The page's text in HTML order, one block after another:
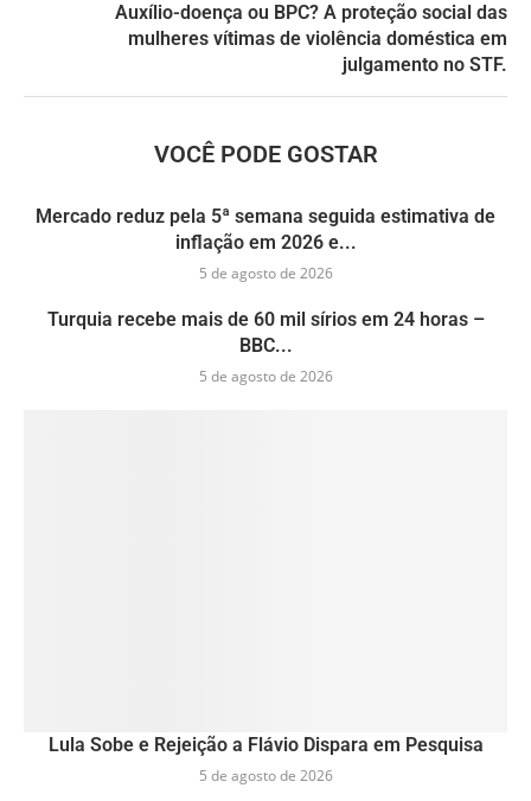
Auxílio-doença ou BPC? A proteção social das
mulheres vítimas de violência doméstica em
julgamento no STF.
VOCÊ PODE GOSTAR
Mercado reduz pela 5ª semana seguida estimativa de
inflação em 2026 e...
5 de agosto de 2026
Turquia recebe mais de 60 mil sírios em 24 horas –
BBC...
5 de agosto de 2026
Lula Sobe e Rejeição a Flávio Dispara em Pesquisa
5 de agosto de 2026